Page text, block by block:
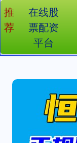
推
荐
在线股
票配资
平台